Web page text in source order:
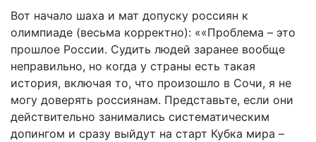
Вот начало шаха и мат допуску россиян к
олимпиаде (весьма корректно): ««Проблема – это
прошлое России. Судить людей заранее вообще
неправильно, но когда у страны есть такая
история, включая то, что произошло в Сочи, я не
могу доверять россиянам. Представьте, если они
действительно занимались систематическим
допингом и сразу выйдут на старт Кубка мира –